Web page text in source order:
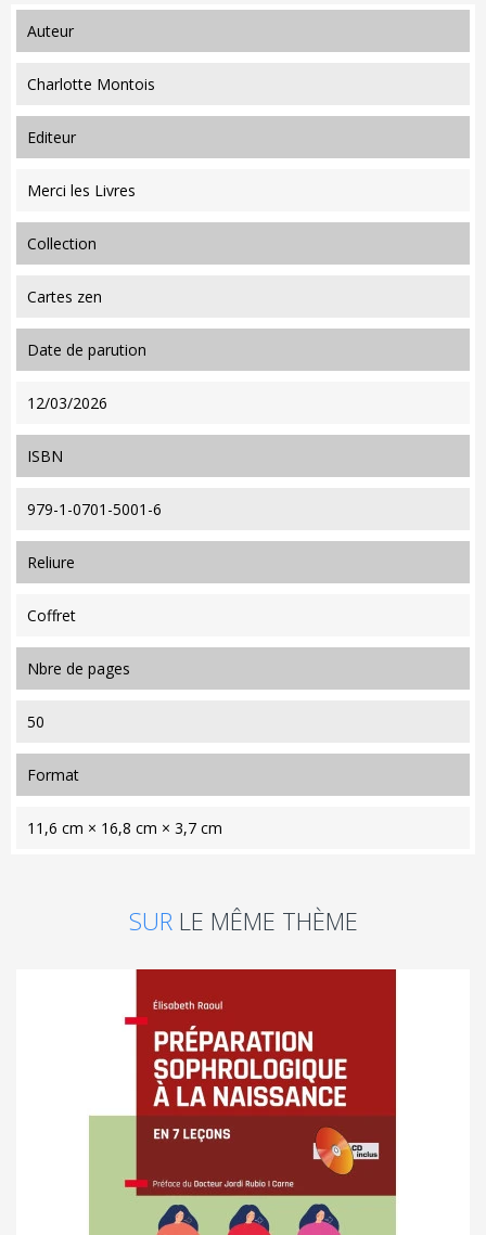
auteur
Charlotte Montois
editeur
Merci les Livres
collection
Cartes zen
date de parution
12/03/2026
ISBN
979-1-0701-5001-6
reliure
Coffret
nbre de pages
50
format
11,6 cm × 16,8 cm × 3,7 cm
SUR LE MÊME THÈME